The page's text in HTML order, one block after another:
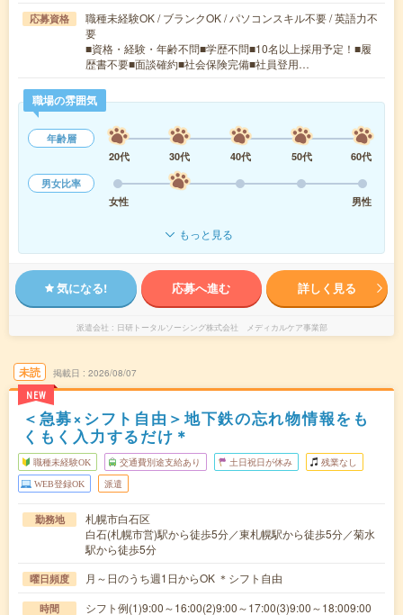
応募資格
職種未経験OK / ブランクOK / パソコンスキル不要 / 英語力不
要
■資格・経験・年齢不問■学歴不問■10名以上採用予定！■履
歴書不要■面談確約■社会保険完備■社員登用…
職場の雰囲気
年齢層
20代
30代 40代 50代
60代
男女比率
女性
男性
もっと見る
気になる! 応募へ進む 詳しく見る
派遣会社 日研トータルソーシング株式会社 メディカルケア事業部
未読
NEW
掲載日 2026/08/07
＜急募×シフト自由＞地下鉄の忘れ物情報をも
くもく入力するだけ＊
職種未経験OK 交通費別途支給あり 土日祝日が休み 残業なし
WEB登録OK 派遣
勤務地
札幌市白石区
白石(札幌市営)駅から徒歩5分／東札幌駅から徒歩5分／菊水
駅から徒歩5分
曜日頻度 月～日のうち週1日からOK ＊シフト自由
時間
シフト例(1)9:00～16:00(2)9:00～17:00(3)9:00～18:009:00